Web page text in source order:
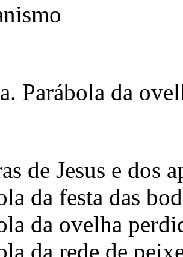
Parábola da
de Jesus e dos
da festa das
da ovelha
da rede de